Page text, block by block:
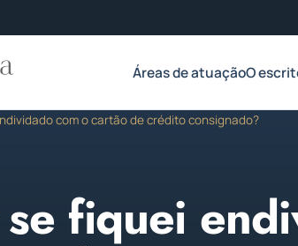
Áreas de atuaçãoO
com o cartão de crédito consignado?
fiquei